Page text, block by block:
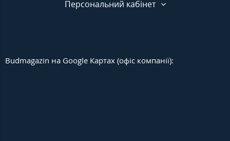
Персональний кабінет
Budmagazin на Google Картах (офіс компанії):